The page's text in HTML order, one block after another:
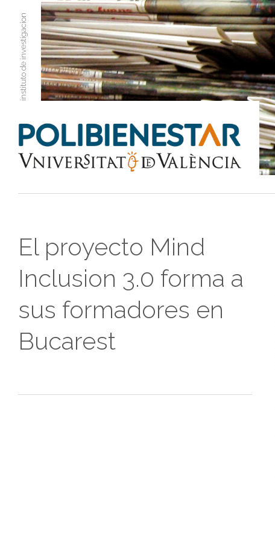
instituto de investigacion
El proyecto Mind
Inclusion 3.0 forma a
sus formadores en
Bucarest